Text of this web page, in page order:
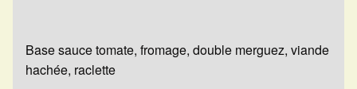
Base sauce tomate, fromage, double merguez, viande
hachée, raclette